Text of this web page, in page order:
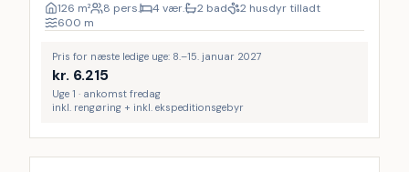
126 m² 8 pers. 4 vær. 2 bad
2 husdyr tilladt
600 m
Pris for næste ledige uge: 8.–15. januar 2027
kr. 6.215
Uge 1 · ankomst fredag
inkl. rengøring + inkl. ekspeditionsgebyr
Inkl. rengøring